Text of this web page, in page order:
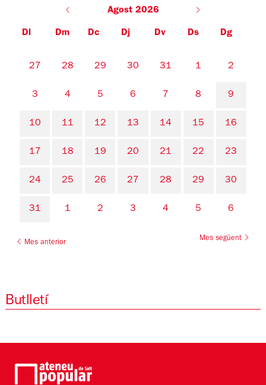
Agost 2026
Dl Dm Dc Dj Dv Ds Dg
No hi ha cap activitat aquest mes
27 28 29 30 31 1 2
3 4 5 6 7 8 9
10 11 12 13 14 15 16
17 18 19 20 21 22 23
24 25 26 27 28 29 30
31 1 2 3 4 5 6
Mes anterior
Mes següent
Butlletí